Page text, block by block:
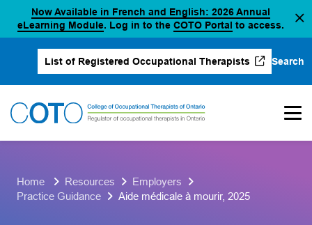
Skip
to
content
Now Available in French and English: 2026 Annual
eLearning Module(opens in a new tab)
. Log in to the COTO Portal (opens in a new
to access.
List of Registered Occupational Therapists
(opens in a new tab)
Search
Home Resources
Employers
Practice Guidance
Aide médicale à mourir, 2025